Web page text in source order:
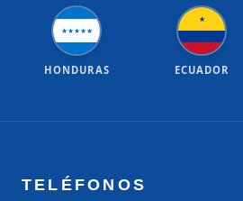
★★★★★
HONDURAS
★
ECUADOR
TELÉFONOS